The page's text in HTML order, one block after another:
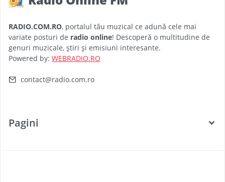
RADIO.COM.RO, portalul tău muzical ce adună cele mai
variate posturi de radio online! Descoperă o multitudine de
genuri muzicale, știri și emisiuni interesante.
Powered by: WEBRADIO.RO
contact@radio.com.ro
Pagini